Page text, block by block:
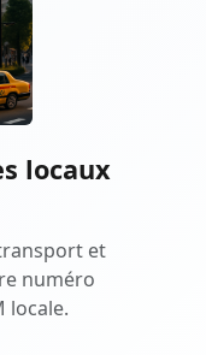
locaux
et
numéro
locale.